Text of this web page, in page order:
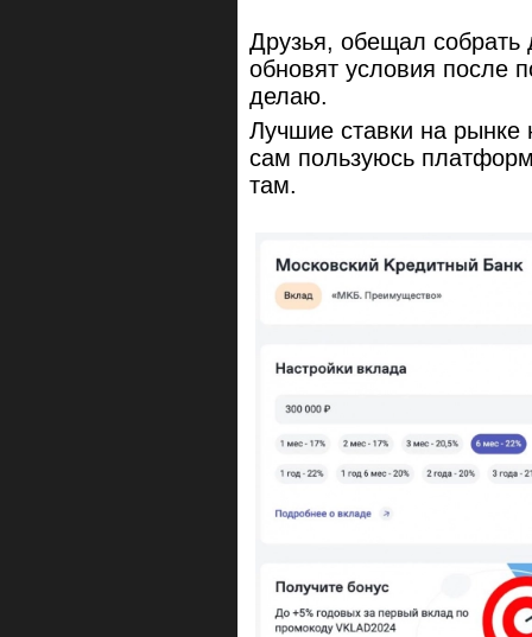
Друзья, обещал
обновят условия после
делаю.
Лучшие ставки на
сам пользуюсь
там.